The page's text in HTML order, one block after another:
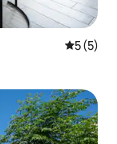
Średnia
5 (5)